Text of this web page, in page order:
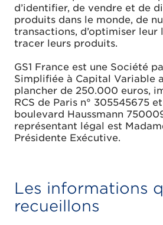
d’identifier, de vendre et de
produits dans le monde, de
transactions, d’optimiser
tracer leurs produits.
GS1 France est une Société
Simplifiée à Capital Variable
plancher de 250.000 euros,
RCS de Paris n° 305545675
boulevard Haussmann
représentant légal est
Présidente Exécutive.
Les informations
recueillons